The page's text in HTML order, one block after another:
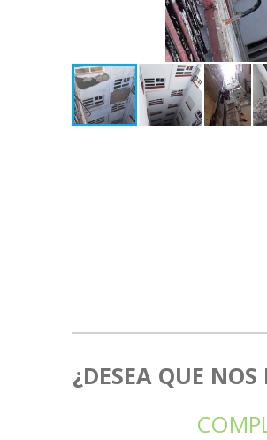
¿DESEA QUE